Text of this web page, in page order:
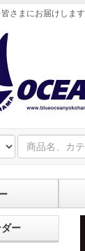
さまにお届けします
ー